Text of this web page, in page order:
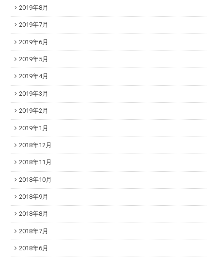
2019年8月
2019年7月
2019年6月
2019年5月
2019年4月
2019年3月
2019年2月
2019年1月
2018年12月
2018年11月
2018年10月
2018年9月
2018年8月
2018年7月
2018年6月